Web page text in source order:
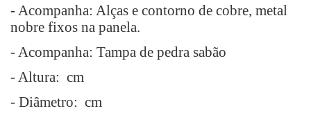
- Acompanha: Alças e contorno de cobre, metal
nobre fixos na panela.
- Acompanha: Tampa de pedra sabão
- Altura: cm
- Diâmetro: cm